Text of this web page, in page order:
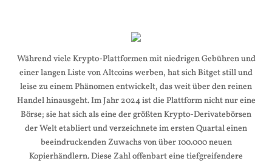
Während viele Krypto-Plattformen mit niedrigen Gebühren und
einer langen Liste von Altcoins werben, hat sich Bitget still und
leise zu einem Phänomen entwickelt, das weit über den reinen
Handel hinausgeht. Im Jahr 2024 ist die Plattform nicht nur eine
Börse; sie hat sich als eine der größten Krypto-Derivatebörsen
der Welt etabliert und verzeichnete im ersten Quartal einen
beeindruckenden Zuwachs von über 100.000 neuen
Kopierhändlern. Diese Zahl offenbart eine tiefgreifendere